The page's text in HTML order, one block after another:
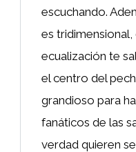
escuchando.
es
ecualización te
el centro del
grandioso para
fanáticos de las
verdad quieren